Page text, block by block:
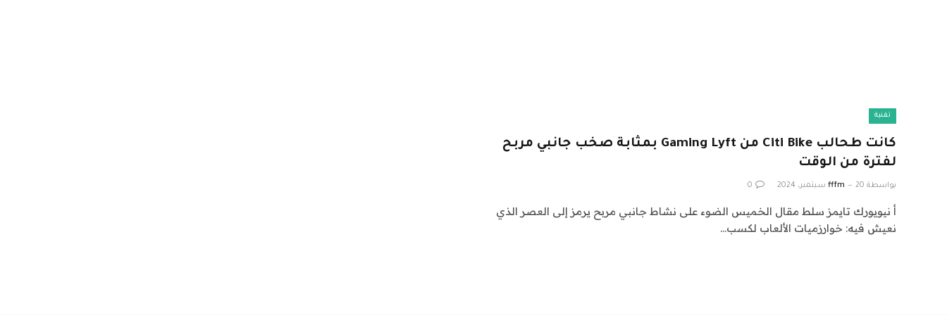
تقنية
كانت طحالب Citi Bike من Gaming Lyft بمثابة صخب جانبي مربح
لفترة من الوقت
بواسطة fffm 20 سبتمبر، 2024 0
أ نيويورك تايمز سلط مقال الخميس الضوء على نشاط جانبي مربح يرمز إلى العصر الذي
نعيش فيه: خوارزميات الألعاب لكسب…